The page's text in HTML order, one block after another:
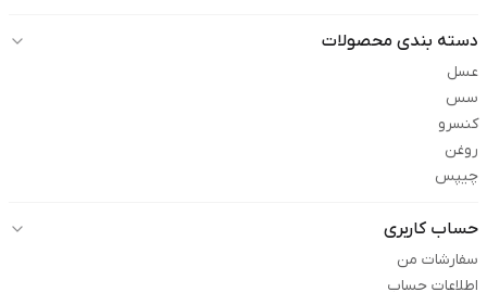
دسته بندی محصولات
عسل
سس
کنسرو
روغن
چیپس
حساب کاربری
سفارشات من
اطلاعات حساب